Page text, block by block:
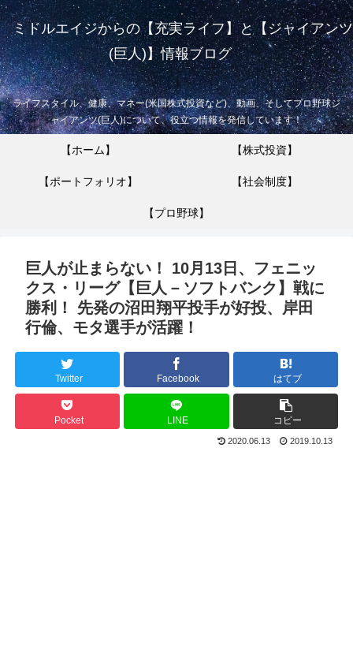
ミドルエイジからの【充実ライフ】と【ジャイアンツ
(巨人)】情報ブログ
ライフスタイル、健康、マネー(米国株式投資など)、動画、そしてプロ野球ジ
ャイアンツ(巨人)について、役立つ情報を発信しています！
【ホーム】 【株式投資】
【ポートフォリオ】 【社会制度】
【プロ野球】
巨人が止まらない！ 10月13日、フェニッ
クス・リーグ【巨人－ソフトバンク】戦に
勝利！ 先発の沼田翔平投手が好投、岸田
行倫、モタ選手が活躍！
Twitter Facebook はてブ
Pocket LINE コピー
2020.06.13 2019.10.13